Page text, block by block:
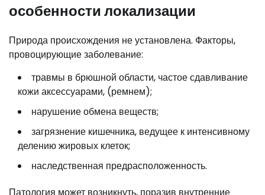
особенности локализации
Природа происхождения не установлена. Факторы,
провоцирующие заболевание:
травмы в брюшной области, частое сдавливание
кожи аксессуарами, (ремнем);
нарушение обмена веществ;
загрязнение кишечника, ведущее к интенсивному
делению жировых клеток;
наследственная предрасположенность.
Патология может возникнуть, поразив внутренние